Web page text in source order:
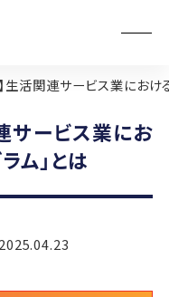
生活関連サービス業におけ
サービス業にお
ム」とは
2025.04.23